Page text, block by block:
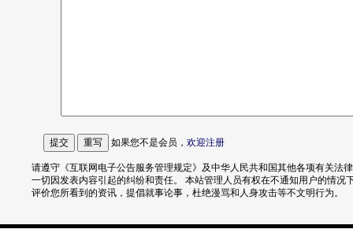
如果您不是会员， 欢迎注册
请遵守《互联网电子公告服务管理规定》及中华人民共和国其他各项有关法
一切因发表内容引起的纠纷和责任。 本站管理人员有权在不通知用户的情况
评价您所看到的资讯，提倡就事论事，杜绝漫骂和人身攻击等不文明行为。